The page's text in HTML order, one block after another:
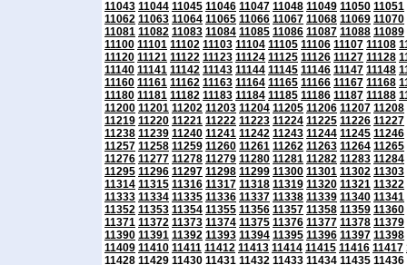
11043 11044 11045 11046 11047 11048 11049 11050 11051
11062 11063 11064 11065 11066 11067 11068 11069 11070
11081 11082 11083 11084 11085 11086 11087 11088 11089
11100 11101 11102 11103 11104 11105 11106 11107 11108
11120 11121 11122 11123 11124 11125 11126 11127 11128
11140 11141 11142 11143 11144 11145 11146 11147 11148
11160 11161 11162 11163 11164 11165 11166 11167 11168
11180 11181 11182 11183 11184 11185 11186 11187 11188
11200 11201 11202 11203 11204 11205 11206 11207 11208
11219 11220 11221 11222 11223 11224 11225 11226 11227
11238 11239 11240 11241 11242 11243 11244 11245 11246
11257 11258 11259 11260 11261 11262 11263 11264 11265
11276 11277 11278 11279 11280 11281 11282 11283 11284
11295 11296 11297 11298 11299 11300 11301 11302 11303
11314 11315 11316 11317 11318 11319 11320 11321 11322
11333 11334 11335 11336 11337 11338 11339 11340 11341
11352 11353 11354 11355 11356 11357 11358 11359 11360
11371 11372 11373 11374 11375 11376 11377 11378 11379
11390 11391 11392 11393 11394 11395 11396 11397 11398
11409 11410 11411 11412 11413 11414 11415 11416 11417
11428 11429 11430 11431 11432 11433 11434 11435 11436